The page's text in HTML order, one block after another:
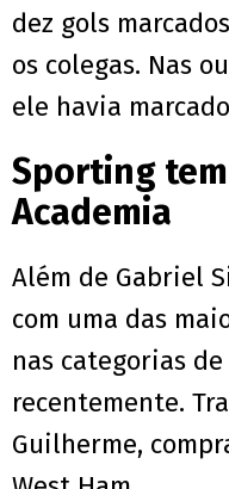
dez gols
os colegas. Nas
ele havia
Sporting
Academia
Além de Gabriel
com uma das
nas categorias
recentemente.
Guilherme,